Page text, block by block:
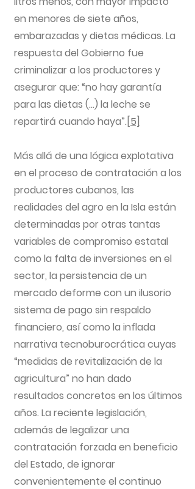
en menores de siete años,
embarazadas y dietas médicas. La
respuesta del Gobierno fue
criminalizar a los productores y
asegurar que: “no hay garantía
para las dietas (…) la leche se
repartirá cuando haya”.[5]
Más allá de una lógica explotativa
en el proceso de contratación a los
productores cubanos, las
realidades del agro en la Isla están
determinadas por otras tantas
variables de compromiso estatal
como la falta de inversiones en el
sector, la persistencia de un
mercado deforme con un ilusorio
sistema de pago sin respaldo
financiero, así como la inflada
narrativa tecnoburocrática cuyas
“medidas de revitalización de la
agricultura” no han dado
resultados concretos en los últimos
años. La reciente legislación,
además de legalizar una
contratación forzada en beneficio
del Estado, de ignorar
convenientemente el continuo